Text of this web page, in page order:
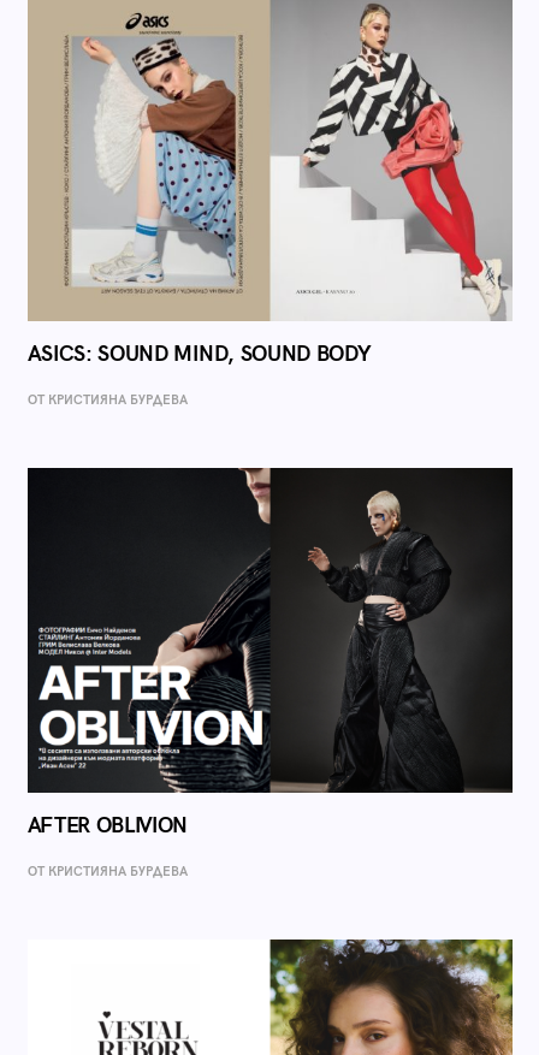
ASICS: SOUND MIND, SOUND BODY
ОТ КРИСТИЯНА БУРДЕВА
AFTER OBLIVION
ОТ КРИСТИЯНА БУРДЕВА